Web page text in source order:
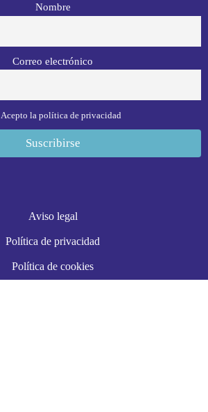
Nombre
Correo electrónico
Acepto la política de privacidad
Aviso legal
Política de privacidad
Política de cookies